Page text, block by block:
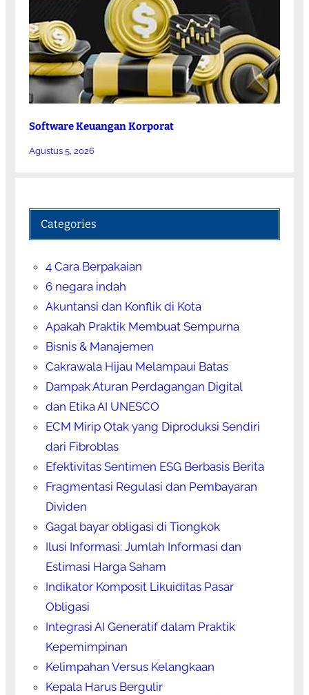
Software Keuangan Korporat
Agustus 5, 2026
Categories
4 Cara Berpakaian
6 negara indah
Akuntansi dan Konflik di Kota
Apakah Praktik Membuat Sempurna
Bisnis & Manajemen
Cakrawala Hijau Melampaui Batas
Dampak Aturan Perdagangan Digital
dan Etika AI UNESCO
ECM Mirip Otak yang Diproduksi Sendiri
dari Fibroblas
Efektivitas Sentimen ESG Berbasis Berita
Fragmentasi Regulasi dan Pembayaran
Dividen
Gagal bayar obligasi di Tiongkok
Ilusi Informasi: Jumlah Informasi dan
Estimasi Harga Saham
Indikator Komposit Likuiditas Pasar
Obligasi
Integrasi AI Generatif dalam Praktik
Kepemimpinan
Kelimpahan Versus Kelangkaan
Kepala Harus Bergulir